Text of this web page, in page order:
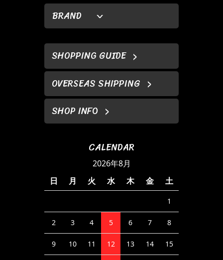
BRAND
SHOPPING GUIDE
OVERSEAS SHIPPING
SHOP INFO
CALENDAR
2026年8月
日
月 火 水 木 金 土
1
2 3 4 5 6 7 8
9 10 11 12 13 14 15